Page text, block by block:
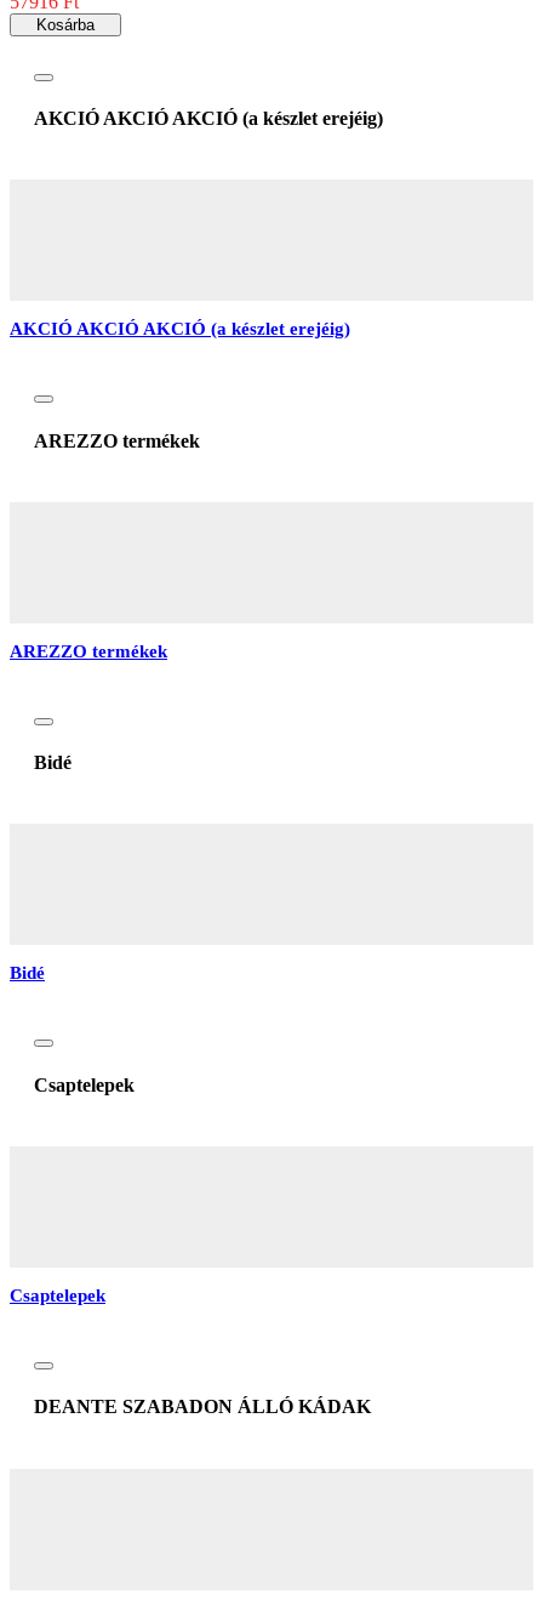
Kosárba
AKCIÓ AKCIÓ AKCIÓ (a készlet erejéig)
AKCIÓ AKCIÓ AKCIÓ (a készlet erejéig)
AREZZO termékek
AREZZO termékek
Bidé
Bidé
Csaptelepek
Csaptelepek
DEANTE SZABADON ÁLLÓ KÁDAK